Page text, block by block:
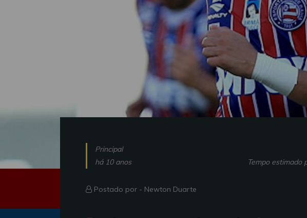
Principal
há 10 anos
Tempo estimado
Postado por - Newton Duarte